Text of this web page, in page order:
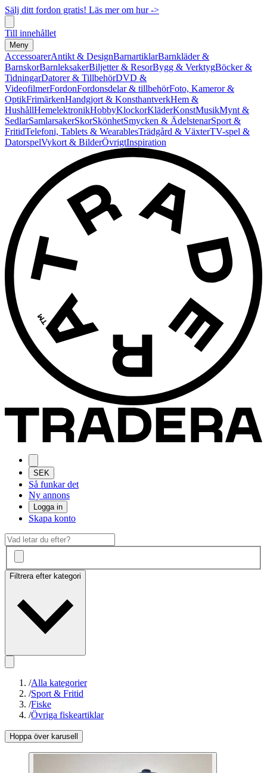
Sälj ditt fordon gratis! Läs mer om hur ->
Till innehållet
Meny
AccessoarerAntikt & DesignBarnartiklarBarnkläder &
BarnskorBarnleksakerBiljetter & ResorBygg & VerktygBöcker &
TidningarDatorer & TillbehörDVD &
VideofilmerFordonFordonsdelar & tillbehörFoto, Kameror &
OptikFrimärkenHandgjort & KonsthantverkHem &
HushållHemelektronikHobbyKlockorKläderKonstMusikMynt &
SedlarSamlarsakerSkorSkönhetSmycken & ÄdelstenarSport &
FritidTelefoni, Tablets & WearablesTrädgård & VäxterTV-spel &
DatorspelVykort & BilderÖvrigtInspiration
SEK
Så funkar det
Ny annons
Logga in
Skapa konto
Filtrera efter kategori
/Alla kategorier
/Sport & Fritid
/Fiske
/Övriga fiskeartiklar
Hoppa över karusell